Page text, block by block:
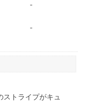
-
-
ストライプがキュ